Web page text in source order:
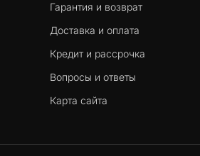
Гарантия и возврат
Доставка и оплата
Кредит и рассрочка
Вопросы и ответы
Карта сайта